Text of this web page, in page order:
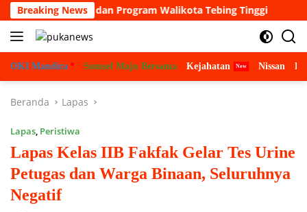
Langsung
ke
konten
Breaking News
Visi, misi dan Program Walikota Tebing Tinggi
OKI Mandira Sumsel Maju Bersama Kejahatan Nissan
Beranda Lapas
Lapas, Peristiwa
Lapas Kelas IIB Fakfak Gelar Tes Urine
Petugas dan Warga Binaan, Seluruhnya
Negatif